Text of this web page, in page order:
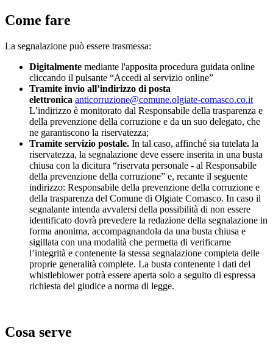
Come fare
La segnalazione può essere trasmessa:
Digitalmente mediante l'apposita procedura guidata online
cliccando il pulsante “Accedi al servizio online”
Tramite invio all’indirizzo di posta
elettronica anticorruzione@comune.olgiate-comasco.co.it
L’indirizzo è monitorato dal Responsabile della trasparenza e
della prevenzione della corruzione e da un suo delegato, che
ne garantiscono la riservatezza;
Tramite servizio postale. In tal caso, affinché sia tutelata la
riservatezza, la segnalazione deve essere inserita in una busta
chiusa con la dicitura “riservata personale - al Responsabile
della prevenzione della corruzione” e, recante il seguente
indirizzo: Responsabile della prevenzione della corruzione e
della trasparenza del Comune di Olgiate Comasco. In caso il
segnalante intenda avvalersi della possibilità di non essere
identificato dovrà prevedere la redazione della segnalazione in
forma anonima, accompagnandola da una busta chiusa e
sigillata con una modalità che permetta di verificarne
l’integrità e contenente la stessa segnalazione completa delle
proprie generalità complete. La busta contenente i dati del
whistleblower potrà essere aperta solo a seguito di espressa
richiesta del giudice a norma di legge.
Cosa serve